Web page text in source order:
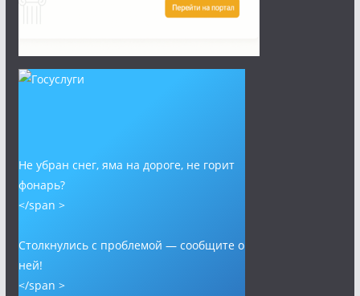
Не убран снег, яма на дороге, не горит
фонарь?
</span >
Столкнулись с проблемой — сообщите о
ней!
</span >